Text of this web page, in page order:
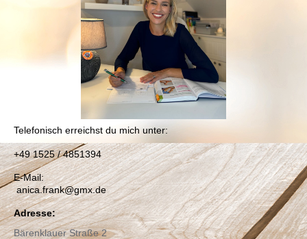
Telefonisch erreichst du mich unter:
+49 1525 / 4851394
E-Mail:
anica.frank@gmx.de
Adresse:
Bärenklauer Straße 2